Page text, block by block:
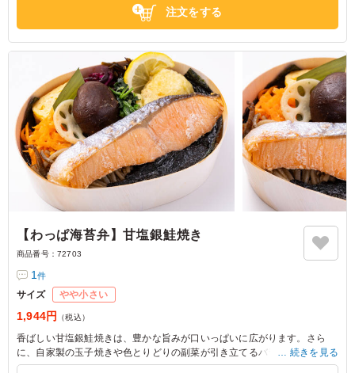
注文をする
【わっぱ海苔弁】甘塩銀鮭焼き
商品番号： 72703
1件
サイズ やや小さい
1,944円 （税込）
香ばしい甘塩銀鮭焼きは、豊かな旨みが口いっぱいに広がります。さら
に、自家製の玉子焼きや色とりどりの副菜が引き立てるバランスの良さ。
板五米店の弁当は、おもてなしや会食の場にぴったりです。大切なシーン
続きを見る